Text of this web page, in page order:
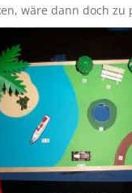
wäre dann doch zu